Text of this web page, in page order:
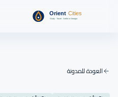
العودة للمدونة